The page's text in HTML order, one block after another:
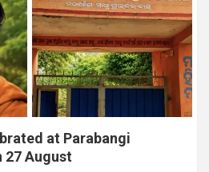
at Parabangi
27 August